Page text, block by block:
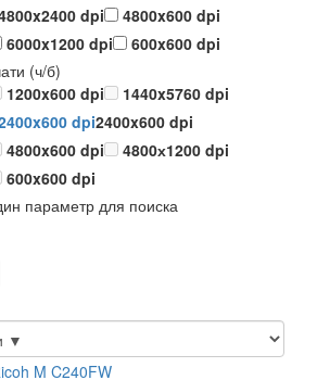
dpi
4800x600 dpi
6000x1200 dpi
600x600 dpi
(ч/б)
1200x600 dpi
1440x5760 dpi
dpi2400x600 dpi
4800x600 dpi
4800х1200 dpi
600x600 dpi
параметр для поиска